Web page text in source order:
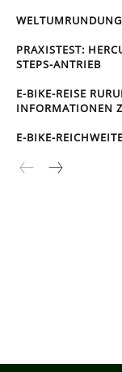
PRAXISTEST:
STEPS-ANTRIEB
E-BIKE-REISE
INFORMATIONEN
E-BIKE-